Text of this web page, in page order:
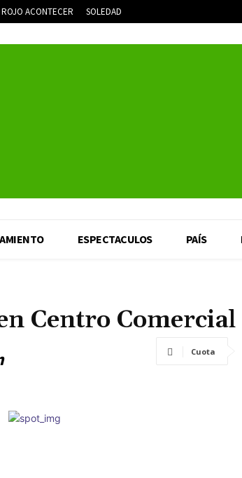
ROJO ACONTECER SOLEDAD
ESPECTACULOS PAÍS
Centro Comercial
Cuota